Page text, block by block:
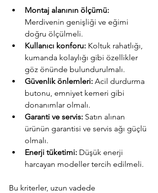
Montaj alanının ölçümü:
Merdivenin genişliği ve eğimi
doğru ölçülmeli.
Kullanıcı konforu: Koltuk rahatlığı,
kumanda kolaylığı gibi özellikler
göz önünde bulundurulmalı.
Güvenlik önlemleri: Acil durdurma
butonu, emniyet kemeri gibi
donanımlar olmalı.
Garanti ve servis: Satın alınan
ürünün garantisi ve servis ağı güçlü
olmalı.
Enerji tüketimi: Düşük enerji
harcayan modeller tercih edilmeli.
Bu kriterler, uzun vadede